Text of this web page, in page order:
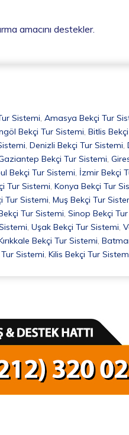
amacını destekler.
Sistemi, Amasya Bekçi Tur
Bekçi Tur Sistemi, Bitlis
, Denizli Bekçi Tur Sistemi,
Bekçi Tur Sistemi,
Bekçi Tur Sistemi, İzmir Bekçi
Tur Sistemi, Konya Bekçi Tur
Tur Sistemi, Muş Bekçi Tur
Tur Sistemi, Sinop Bekçi
, Uşak Bekçi Tur Sistemi,
Bekçi Tur Sistemi,
Sistemi, Kilis Bekçi Tur